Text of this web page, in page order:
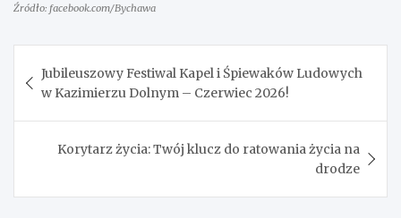
Źródło: facebook.com/Bychawa
wpisu
Jubileuszowy Festiwal Kapel i Śpiewaków Ludowych
w Kazimierzu Dolnym – Czerwiec 2026!
Korytarz życia: Twój klucz do ratowania życia na
drodze